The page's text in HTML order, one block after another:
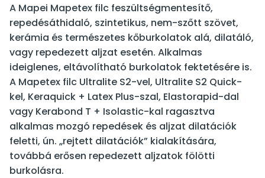
A Mapei Mapetex filc feszültségmentesítő,
repedésáthidaló, szintetikus, nem-szőtt szövet,
kerámia és természetes kőburkolatok alá, dilatáló,
vagy repedezett aljzat esetén. Alkalmas
ideiglenes, eltávolítható burkolatok fektetésére is.
A Mapetex filc Ultralite S2-vel, Ultralite S2 Quick-
kel, Keraquick + Latex Plus-szal, Elastorapid-dal
vagy Kerabond T + Isolastic-kal ragasztva
alkalmas mozgó repedések és aljzat dilatációk
feletti, ún. „rejtett dilatációk” kialakítására,
továbbá erősen repedezett aljzatok fölötti
burkolásra.